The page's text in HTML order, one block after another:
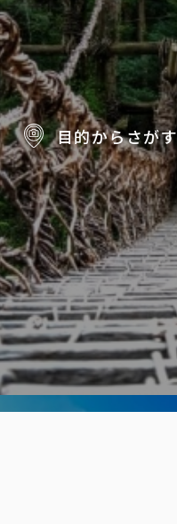
目的からさがす